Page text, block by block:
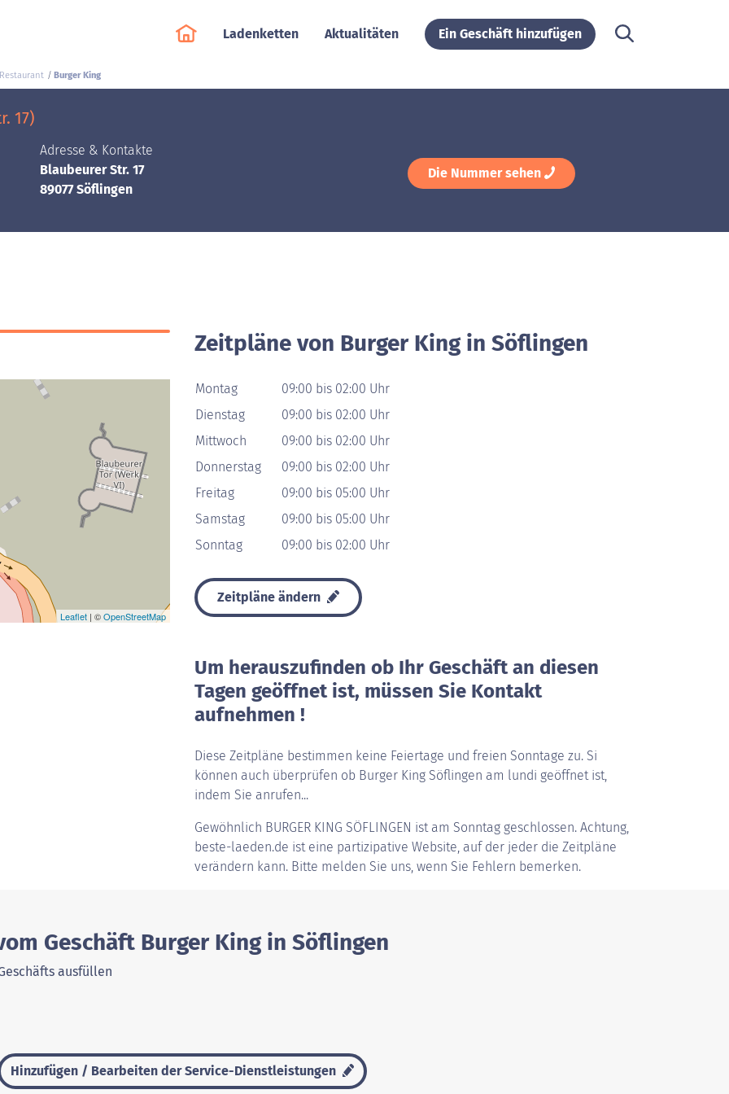
Ladenketten Aktualitäten Ein Geschäft hinzufügen
Burger King
17)
Adresse & Kontakte
Blaubeurer Str. 17
89077 Söflingen
Die Nummer sehen
Leaflet | ©OpenStreetMap
Zeitpläne von Burger King in Söflingen
Montag
09:00 bis 02:00 Uhr
Dienstag
09:00 bis 02:00 Uhr
Mittwoch
09:00 bis 02:00 Uhr
Donnerstag
09:00 bis 02:00 Uhr
Freitag
09:00 bis 05:00 Uhr
Samstag
09:00 bis 05:00 Uhr
Sonntag
09:00 bis 02:00 Uhr
Zeitpläne ändern
Um herauszufinden ob Ihr Geschäft an diesen
Tagen geöffnet ist, müssen Sie Kontakt
aufnehmen !
Diese Zeitpläne bestimmen keine Feiertage und freien Sonntage zu. Si
können auch überprüfen ob Burger King Söflingen am lundi geöffnet ist,
indem Sie anrufen...
Gewöhnlich BURGER KING SÖFLINGEN ist am Sonntag geschlossen. Achtung,
beste-laeden.de ist eine partizipative Website, auf der jeder die Zeitpläne
verändern kann. Bitte melden Sie uns, wenn Sie Fehlern bemerken.
Geschäft Burger King in Söflingen
ausfüllen
Hinzufügen / Bearbeiten der Service-Dienstleistungen